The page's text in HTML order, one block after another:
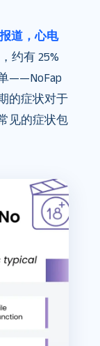
道，心电
约有 25%
——NoFap
的症状对于
见的症状包